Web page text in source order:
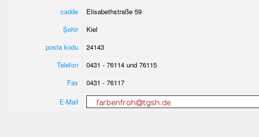
cadde
Elisabethstraße 59
Şehir
Kiel
posta kodu
24143
Telefon
0431 - 76114 und 76115
Fax
0431 - 76117
E-Mail